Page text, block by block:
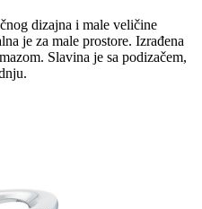
dizajna i male veličine
je za male prostore. Izrađena
Slavina je sa podizačem,